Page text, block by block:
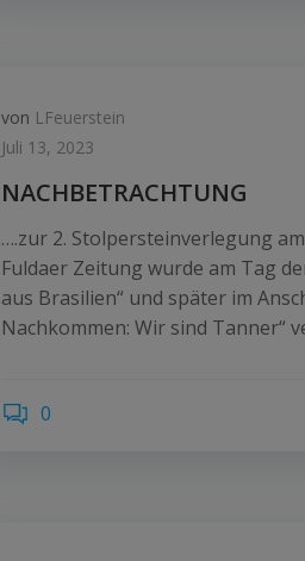
von LFeuerstein
Juli 13, 2023
NACHBETRACHTUNG
….zur 2. Stolpersteinverlegung
Fuldaer Zeitung wurde am Tag
aus Brasilien“ und später im
Nachkommen: Wir sind Tanner“
0